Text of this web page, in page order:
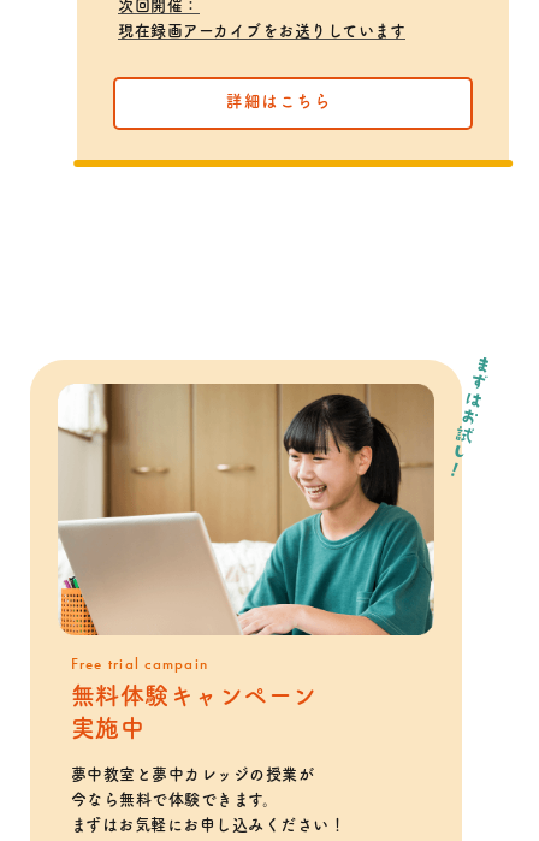
次回開催：
現在録画アーカイブをお送りしています
詳細はこちら
Free trial campain
無料体験キャンペーン
実施中
夢中教室と夢中カレッジの授業が
今なら無料で体験できます。
まずはお気軽にお申し込みください！
まずはお試し！